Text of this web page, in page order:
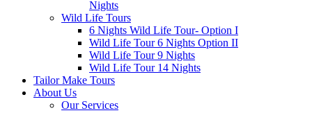
Nights
Wild Life Tours
6 Nights Wild Life Tour- Option I
Wild Life Tour 6 Nights Option II
Wild Life Tour 9 Nights
Wild Life Tour 14 Nights
Tailor Make Tours
About Us
Our Services